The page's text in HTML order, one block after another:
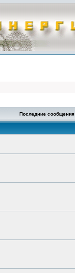
Последние сообщения